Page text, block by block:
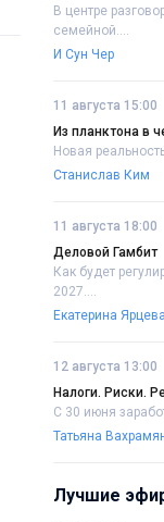
В центре
семейной....
И Сун Чер
11 августа 15:00
Из планктона в
Новая
Станислав Ким
11 августа 18:00
Деловой Гамбит
Как будет
2027....
Екатерина Ярцева
12 августа 13:00
Налоги. Риски.
С 30 июня
Татьяна
Лучшие